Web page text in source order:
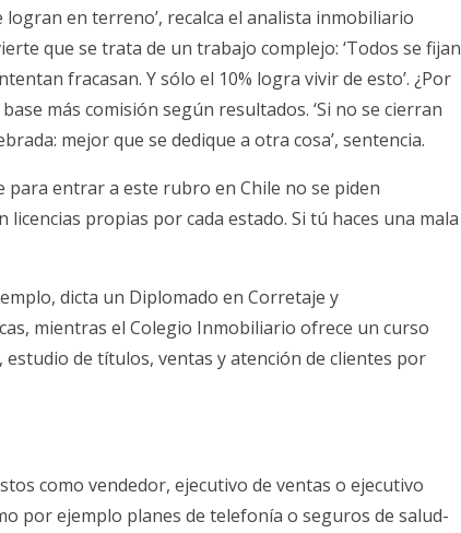
en terreno’, recalca el analista inmobiliario
que se trata de un trabajo complejo: ‘Todos se fijan
fracasan. Y sólo el 10% logra vivir de esto’. ¿Por
más comisión según resultados. ‘Si no se cierran
mejor que se dedique a otra cosa’, sentencia.
para entrar a este rubro en Chile no se piden
propias por cada estado. Si tú haces una mala
dicta un Diplomado en Corretaje y
mientras el Colegio Inmobiliario ofrece un curso
de títulos, ventas y atención de clientes por
como vendedor, ejecutivo de ventas o ejecutivo
por ejemplo planes de telefonía o seguros de salud-